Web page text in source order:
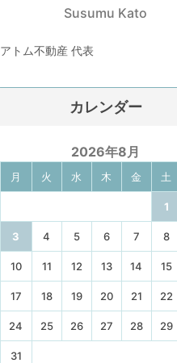
Susumu Kato
アトム不動産 代表
カレンダー
2026年8月
月 火 水 木 金 土
1
3 4 5 6 7 8
10 11 12 13 14 15
17 18 19 20 21 22
24 25 26 27 28 29
31